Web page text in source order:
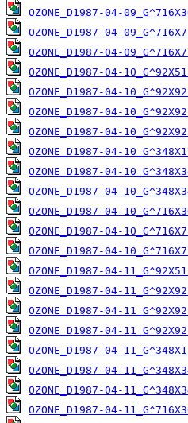
OZONE_D1987-04-
OZONE_D1987-04-
OZONE_D1987-04-
OZONE_D1987-04-
OZONE_D1987-04-
OZONE_D1987-04-
OZONE_D1987-04-
OZONE_D1987-04-
OZONE_D1987-04-
OZONE_D1987-04-
OZONE_D1987-04-
OZONE_D1987-04-
OZONE_D1987-04-
OZONE_D1987-04-
OZONE_D1987-04-
OZONE_D1987-04-
OZONE_D1987-04-
OZONE_D1987-04-
OZONE_D1987-04-
OZONE_D1987-04-
OZONE_D1987-04-